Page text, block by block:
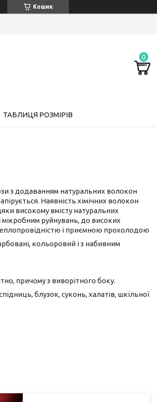
Кошик
ТАБЛИЦЯ РОЗМІРІВ
з додаванням натуральних волокон
Наявність хімічних волокон
високому вмісту натуральних
мікробним руйнувань, до високих
і приємною прохолодою
кольоровий і з набивним
причому з виворітного боку.
блузок, суконь, халатів, шкільної